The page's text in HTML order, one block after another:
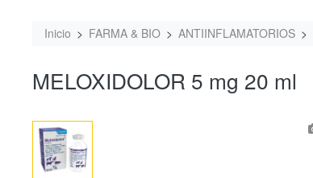
Inicio FARMA & BIO ANTIINFLAMATORIOS
MELOXIDOLOR 5 mg 20 ml